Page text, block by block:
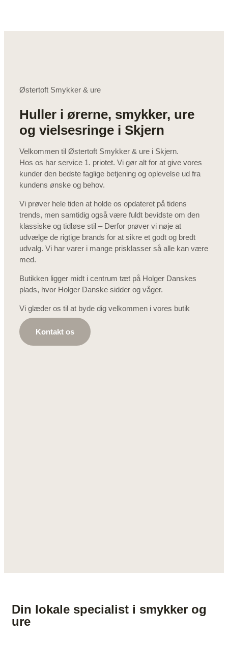
Østertoft Smykker & ure
Huller i ørerne, smykker, ure
og vielsesringe i Skjern
Velkommen til Østertoft Smykker & ure i Skjern.
Hos os har service 1. priotet. Vi gør alt for at give vores
kunder den bedste faglige betjening og oplevelse ud fra
kundens ønske og behov.
Vi prøver hele tiden at holde os opdateret på tidens
trends, men samtidig også være fuldt bevidste om den
klassiske og tidløse stil – Derfor prøver vi nøje at
udvælge de rigtige brands for at sikre et godt og bredt
udvalg. Vi har varer i mange prisklasser så alle kan være
med.
Butikken ligger midt i centrum tæt på Holger Danskes
plads, hvor Holger Danske sidder og våger.
Vi glæder os til at byde dig velkommen i vores butik
Kontakt os
Din lokale specialist i smykker og
ure